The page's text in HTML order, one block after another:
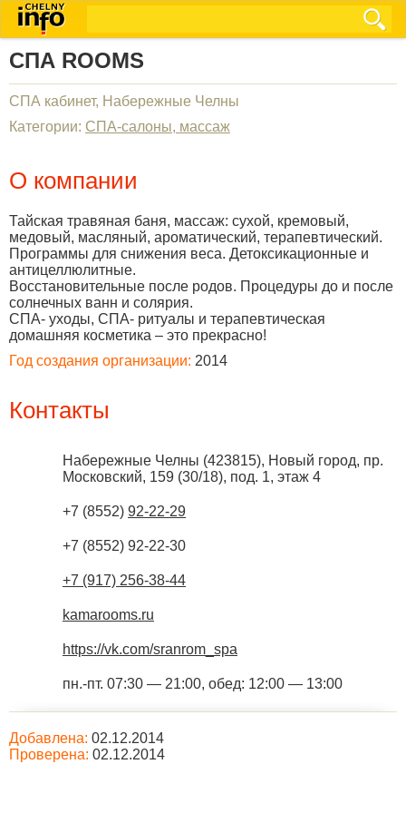
СПА ROOMS
СПА кабинет, Набережные Челны
Категории: СПА-салоны, массаж
О компании
Тайская травяная баня, массаж: сухой, кремовый,
медовый, масляный, ароматический, терапевтический.
Программы для снижения веса. Детоксикационные и
антицеллюлитные.
Восстановительные после родов. Процедуры до и после
солнечных ванн и солярия.
СПА- уходы, СПА- ритуалы и терапевтическая
домашняя косметика – это прекрасно!
Год создания организации: 2014
Контакты
Набережные Челны (423815), Новый город, пр.
Московский, 159 (30/18), под. 1, этаж 4
+7 (8552) 92-22-29
+7 (8552) 92-22-30
+7 (917) 256-38-44
kamarooms.ru
https://vk.com/sranrom_spa
пн.-пт. 07:30 — 21:00, обед: 12:00 — 13:00
Добавлена: 02.12.2014
Проверена: 02.12.2014